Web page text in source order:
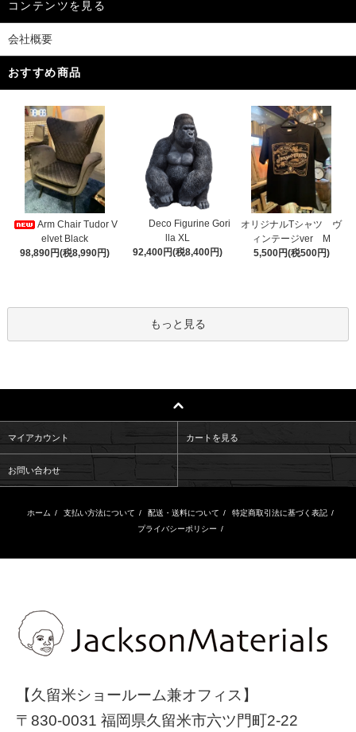
コンテンツを見る
会社概要
おすすめ商品
Arm Chair Tudor V
elvet Black
98,890円(税8,990円)
Deco Figurine Gori
lla XL
92,400円(税8,400円)
オリジナルTシャツ ヴ
ィンテージver M
5,500円(税500円)
もっと見る
マイアカウント カートを見る
お問い合わせ
ホーム / 支払い方法について / 配送・送料について / 特定商取引法に基づく表記 /
プライバシーポリシー /
【久留米ショールーム兼オフィス】
〒830-0031 福岡県久留米市六ツ門町2-22